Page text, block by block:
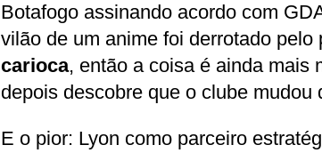
Botafogo assinando acordo com
vilão de um anime foi derrotado
carioca, então a coisa é ainda mais
depois descobre que o clube mudou
E o pior: Lyon como parceiro